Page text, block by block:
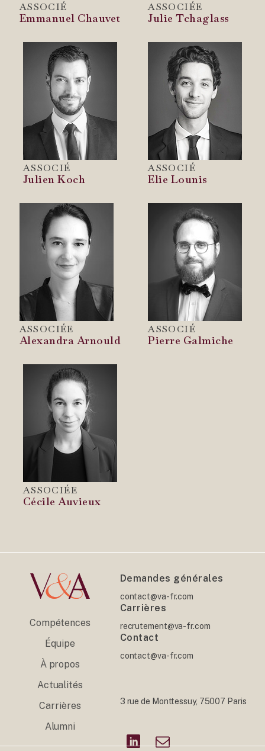
ASSOCIÉ
Emmanuel Chauvet
ASSOCIÉE
Julie Tchaglass
ASSOCIÉ
Julien Koch
ASSOCIÉ
Elie Lounis
ASSOCIÉE
Alexandra Arnould
ASSOCIÉ
Pierre Galmiche
ASSOCIÉE
Cécile Auvieux
Compétences
Équipe
À propos
Actualités
Carrières
Alumni
Demandes générales
contact@va-fr.com
Carrières
recrutement@va-fr.com
Contact
contact@va-fr.com
3 rue de Monttessuy, 75007 Paris